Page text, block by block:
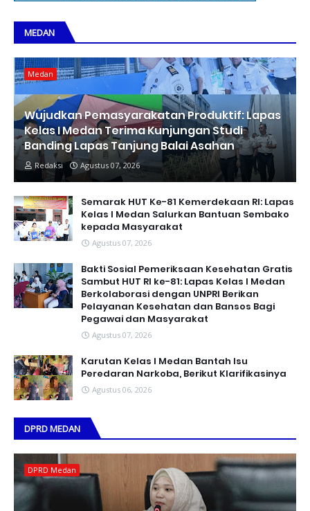
MEDAN
Medan
Wujudkan Pemasyarakatan Produktif: Lapas
Kelas I Medan Terima Kunjungan Studi
Banding Lapas Tanjung Balai Asahan
Redaksi Agustus 07, 2026
Semarak HUT Ke-81 Kemerdekaan RI: Lapas
Kelas I Medan Salurkan Bantuan Sembako
kepada Masyarakat
Agustus 07, 2026
Bakti Sosial Pemeriksaan Kesehatan Gratis
Sambut HUT RI ke-81: Lapas Kelas I Medan
Berkolaborasi dengan UNPRI Berikan
Pelayanan Kesehatan dan Bansos Bagi
Pegawai dan Masyarakat
Agustus 07, 2026
Karutan Kelas I Medan Bantah Isu
Peredaran Narkoba, Berikut Klarifikasinya
Agustus 06, 2026
DPRD MEDAN
DPRD Medan